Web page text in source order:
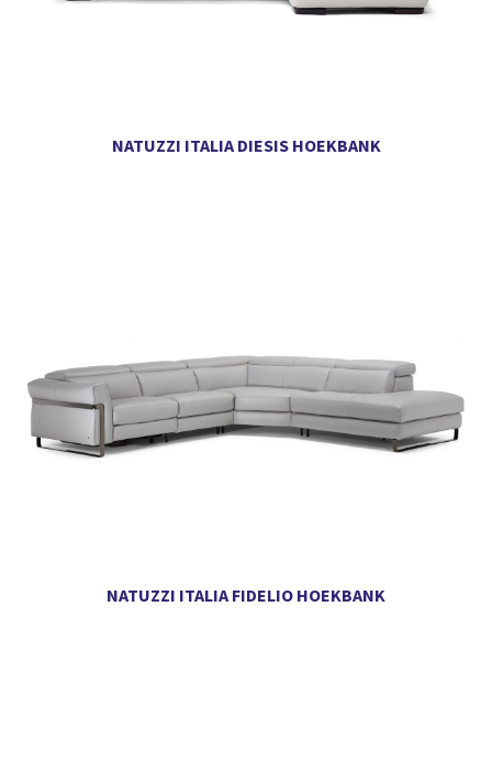
NATUZZI ITALIA DIESIS HOEKBANK
NATUZZI ITALIA FIDELIO HOEKBANK